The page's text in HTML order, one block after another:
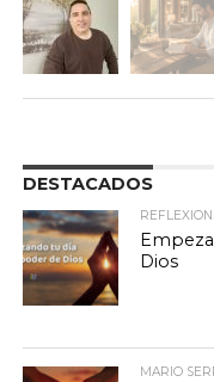
DESTACADOS
Dios
MARIO